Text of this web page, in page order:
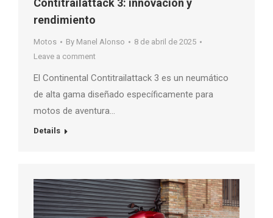
Contitrailattack 3: innovación y
rendimiento
Motos By Manel Alonso
8 de abril de 2025
Leave a comment
El Continental Contitrailattack 3 es un neumático
de alta gama diseñado específicamente para
motos de aventura…
Details